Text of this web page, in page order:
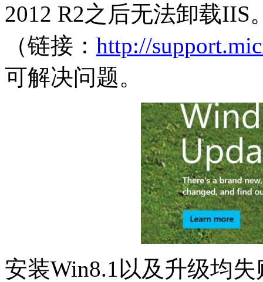
2012 R2之后无法卸载IIS
（链接： http://
可解决问题。
安装Win8.1以及升级均